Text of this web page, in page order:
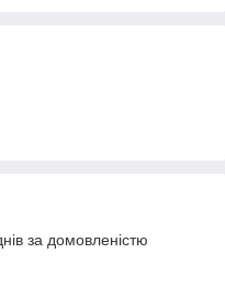
за домовленістю